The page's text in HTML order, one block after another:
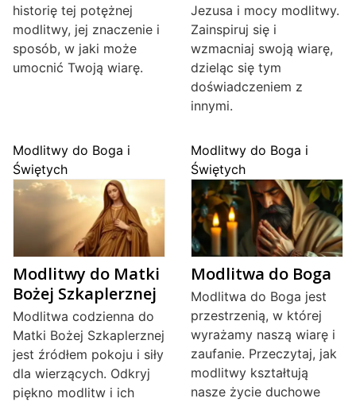
historię tej potężnej
modlitwy, jej znaczenie i
sposób, w jaki może
umocnić Twoją wiarę.
Jezusa i mocy modlitwy.
Zainspiruj się i
wzmacniaj swoją wiarę,
dzieląc się tym
doświadczeniem z
innymi.
Modlitwy do Boga i
Świętych
Modlitwy do Matki
Bożej Szkaplerznej
Modlitwa codzienna do
Matki Bożej Szkaplerznej
jest źródłem pokoju i siły
dla wierzących. Odkryj
piękno modlitw i ich
Modlitwy do Boga i
Świętych
Modlitwa do Boga
Modlitwa do Boga jest
przestrzenią, w której
wyrażamy naszą wiarę i
zaufanie. Przeczytaj, jak
modlitwy kształtują
nasze życie duchowe